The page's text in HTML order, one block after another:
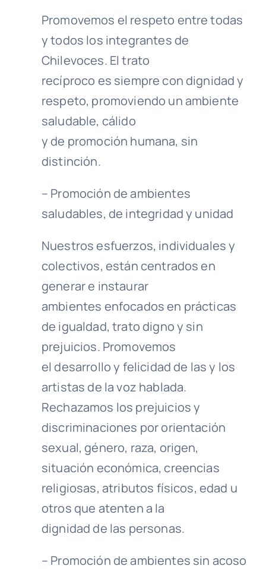
Promovemos el respeto entre todas
y todos los integrantes de
Chilevoces. El trato
recíproco es siempre con dignidad y
respeto, promoviendo un ambiente
saludable, cálido
y de promoción humana, sin
distinción.
– Promoción de ambientes
saludables, de integridad y unidad
Nuestros esfuerzos, individuales y
colectivos, están centrados en
generar e instaurar
ambientes enfocados en prácticas
de igualdad, trato digno y sin
prejuicios. Promovemos
el desarrollo y felicidad de las y los
artistas de la voz hablada.
Rechazamos los prejuicios y
discriminaciones por orientación
sexual, género, raza, origen,
situación económica, creencias
religiosas, atributos físicos, edad u
otros que atenten a la
dignidad de las personas.
– Promoción de ambientes sin acoso